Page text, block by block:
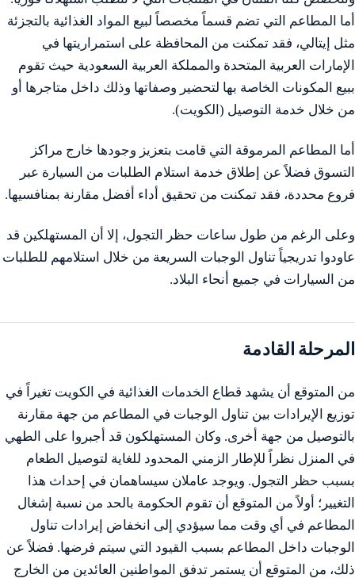
أما المطاعم التي تضم قسماً مخصصاً لبيع المواد الغذائية بالتجزئة
مثل إيتالي، فقد تمكنت من المحافظة على استمراريتها في
الإمارات العربية المتحدة والمملكة العربية السعودية حيث تقوم
ببيع المكونات الخاصة بها لتحضير وصفاتها وذلك داخل متاجرها أو
من خلال خدمة التوصيل (الكويت).
أما المطاعم المرموقة التي قامت بتعزيز وجودها خارج مراكز
التسوق فضلاً عن إطلاق خدمة استلام الطلبات من السيارة عبر
فروع محددة، فقد تمكنت من تحقيق أداء أفضل مقارنة بمنافسيها.
وعلى الرغم من طول ساعات حظر التجول، إلا أن المستهلكين قد
عاودوا تدريجياً تناول الوجبات السريعة من خلال استلامهم للطلبات
من السيارات في جميع أنحاء البلاد.
المرحلة القادمة
من المتوقع أن يشهد قطاع الخدمات الغذائية في الكويت تغيراً في
توزيع الإيرادات بين تناول الوجبات في المطاعم من جهة مقارنة
بالتوصيل من جهة أخرى. وكان المستهلكون قد أجبروا على الطهي
في المنزل نظراً للإطار الزمني المحدود للغاية لتوصيل الطعام
بسبب حظر التجول. ويوجد عاملان سيساهمان في إحداث هذا
التغيير؛ أولاً من المتوقع أن تقوم الحكومة بالحد من نسبة إشغال
المطاعم في أي وقت مما سيؤدي إلى انخفاض إيرادات تناول
الوجبات داخل المطاعم بسبب القيود التي سيتم فرضها. فضلاً عن
ذلك، من المتوقع أن يستمر تدفق المواطنين العائدين من الخارج